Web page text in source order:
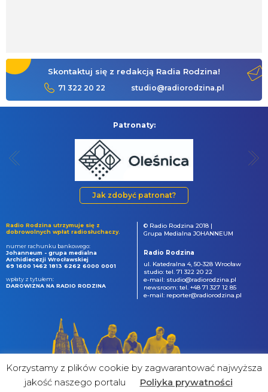
Skontaktuj się z redakcją Radia Rodzina!
71 322 20 22 studio@radiorodzina.pl
Patronaty:
Jak zdobyć patronat?
Radio Rodzina utrzymuje się z
dobrowolnych wpłat radiosłuchaczy.
numer rachunku bankowego:
Johanneum - grupa medialna
Archidiecezji Wrocławskiej
69 1600 1462 1813 6262 6000 0001
wpłaty z tytułem:
DAROWIZNA NA RADIO RODZINA
© Radio Rodzina 2018 |
Grupa Medialna JOHANNEUM
Radio Rodzina
ul. Katedralna 4, 50-328 Wrocław
studio: tel. 71 322 20 22
e-mail: studio@radiorodzina.pl
newsroom: tel. +48 71 327 12 85
e-mail: reporter@radiorodzina.pl
Korzystamy z plików cookie by zagwarantować najwyższa
jakość naszego portalu
Poliyka prywatności